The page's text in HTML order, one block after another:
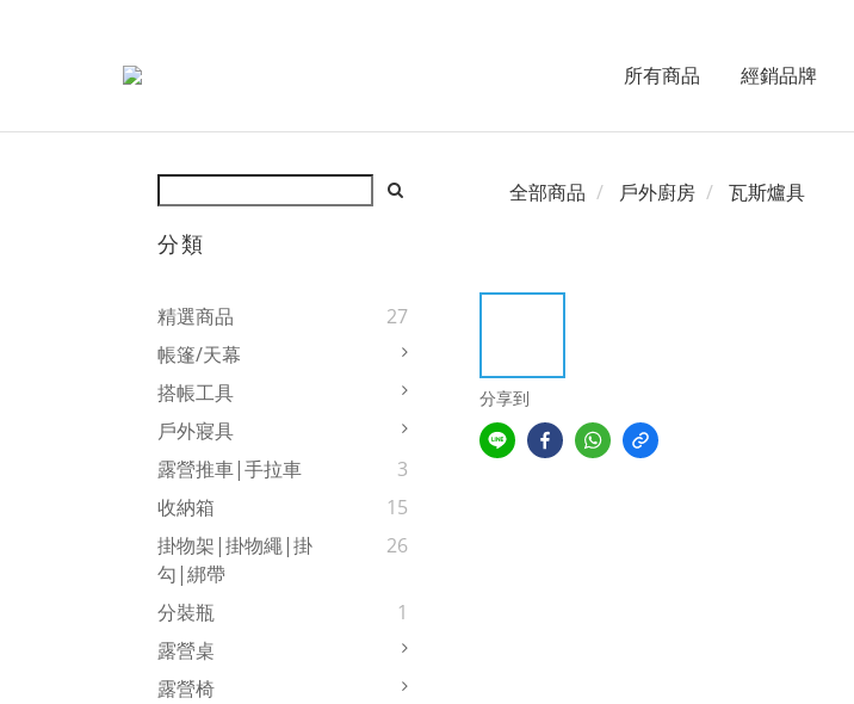
所有商品 經銷品牌
分類
精選商品
27
帳篷/天幕
搭帳工具
戶外寢具
露營推車|手拉車
3
收納箱
15
掛物架|掛物繩|掛
勾|綁帶
26
分裝瓶
1
露營桌
露營椅
全部商品 戶外廚房 瓦斯爐具
分享到